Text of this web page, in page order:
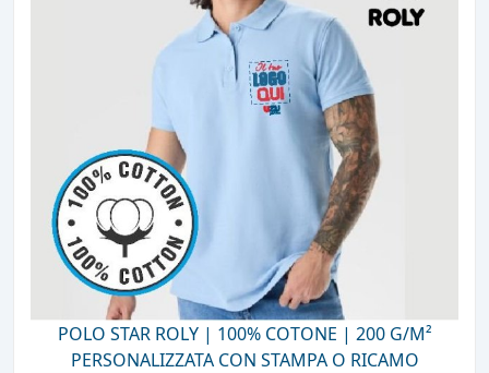
POLO STAR ROLY | 100% COTONE | 200 G/M²
PERSONALIZZATA CON STAMPA O RICAMO